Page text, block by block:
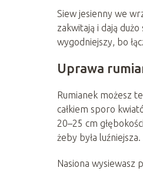
Siew jesienny we
zakwitają i dają
wygodniejszy, bo
Uprawa
Rumianek możesz
całkiem sporo
20–25 cm
żeby była luźniejsza.
Nasiona wysiewasz